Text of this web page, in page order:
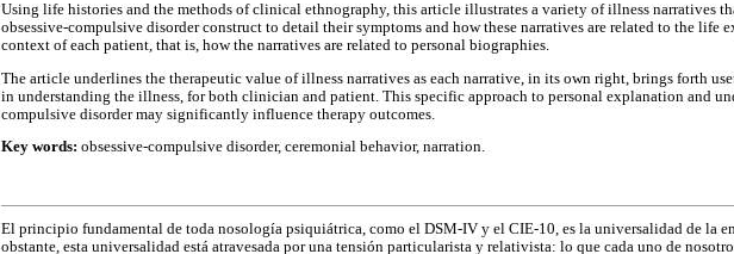
Using life histories and the methods of clinical ethnography, this article illustrates a variety of illness narratives
obsessive-compulsive disorder construct to detail their symptoms and how these narratives are related to the life
context of each patient, that is, how the narratives are related to personal biographies.
The article underlines the therapeutic value of illness narratives as each narrative, in its own right, brings forth
in understanding the illness, for both clinician and patient. This specific approach to personal explanation and
compulsive disorder may significantly influence therapy outcomes.
Key words: obsessive-compulsive disorder, ceremonial behavior, narration.
El principio fundamental de toda nosología psiquiátrica, como el DSM-IV y el CIE-10, es la universalidad de la
obstante, esta universalidad está atravesada por una tensión particularista y relativista: lo que cada uno de